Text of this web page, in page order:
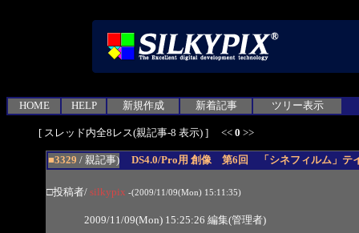
HOME HELP 新規作成 新着記事 ツリー表示
[ スレッド内全8レス(親記事-8 表示) ] << 0 >>
■3329 / 親記事) DS4.0/Pro用 創像 第6回 「シネフィルム」テ
□投稿者/ silkypix -(2009/11/09(Mon) 15:11:35)
2009/11/09(Mon) 15:25:26 編集(管理者)